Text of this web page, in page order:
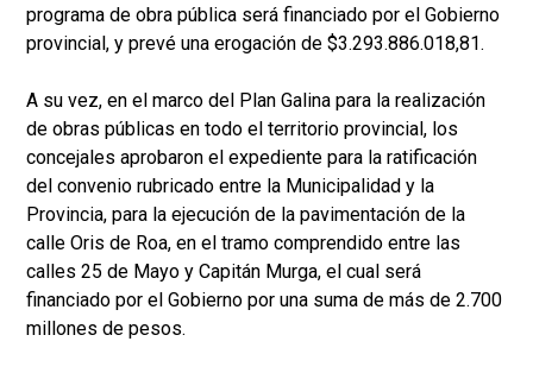
programa de obra pública será financiado por el Gobierno
provincial, y prevé una erogación de $3.293.886.018,81.
A su vez, en el marco del Plan Galina para la realización
de obras públicas en todo el territorio provincial, los
concejales aprobaron el expediente para la ratificación
del convenio rubricado entre la Municipalidad y la
Provincia, para la ejecución de la pavimentación de la
calle Oris de Roa, en el tramo comprendido entre las
calles 25 de Mayo y Capitán Murga, el cual será
financiado por el Gobierno por una suma de más de 2.700
millones de pesos.